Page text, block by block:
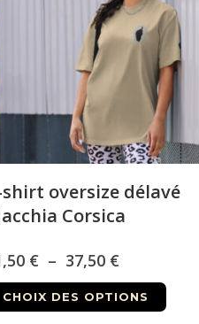
oversize délavé
Corsica
€ – 37,50 €Plage
de
CHOIX DES OPTIONS
Ce
produit